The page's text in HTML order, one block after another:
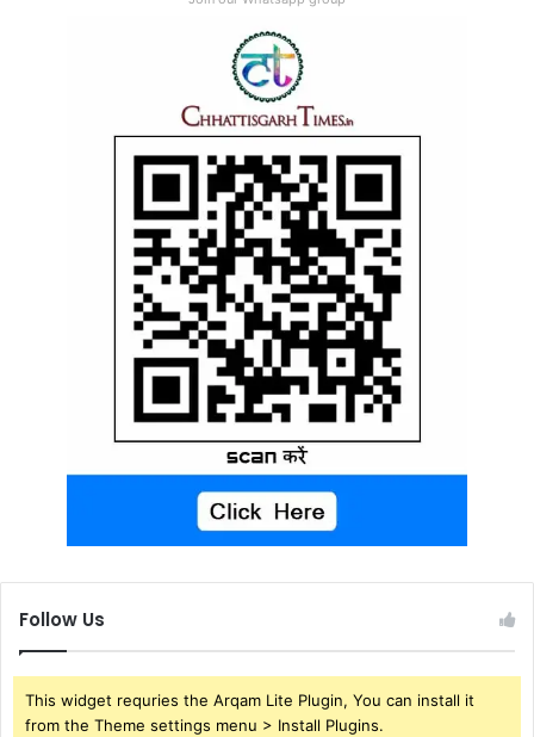
Follow Us
This widget requries the Arqam Lite Plugin, You can install it
from the Theme settings menu > Install Plugins.